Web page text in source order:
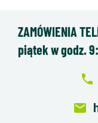
ZAMÓWIENIA
piątek w godz.
local_phone
email